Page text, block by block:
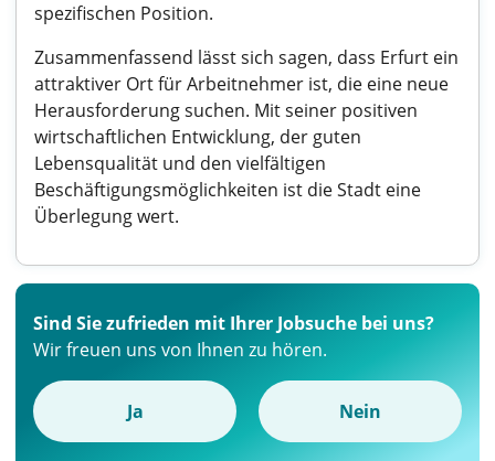
spezifischen Position.
Zusammenfassend lässt sich sagen, dass Erfurt ein
attraktiver Ort für Arbeitnehmer ist, die eine neue
Herausforderung suchen. Mit seiner positiven
wirtschaftlichen Entwicklung, der guten
Lebensqualität und den vielfältigen
Beschäftigungsmöglichkeiten ist die Stadt eine
Überlegung wert.
Sind Sie zufrieden mit Ihrer Jobsuche bei uns?
Wir freuen uns von Ihnen zu hören.
Ja Nein